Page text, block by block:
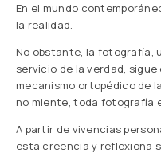
En el mundo
la realidad.
No obstante, la fotografía,
servicio de la verdad,
mecanismo ortopédico de
no miente, toda fotografía
A partir de vivencias
esta creencia y reflexiona